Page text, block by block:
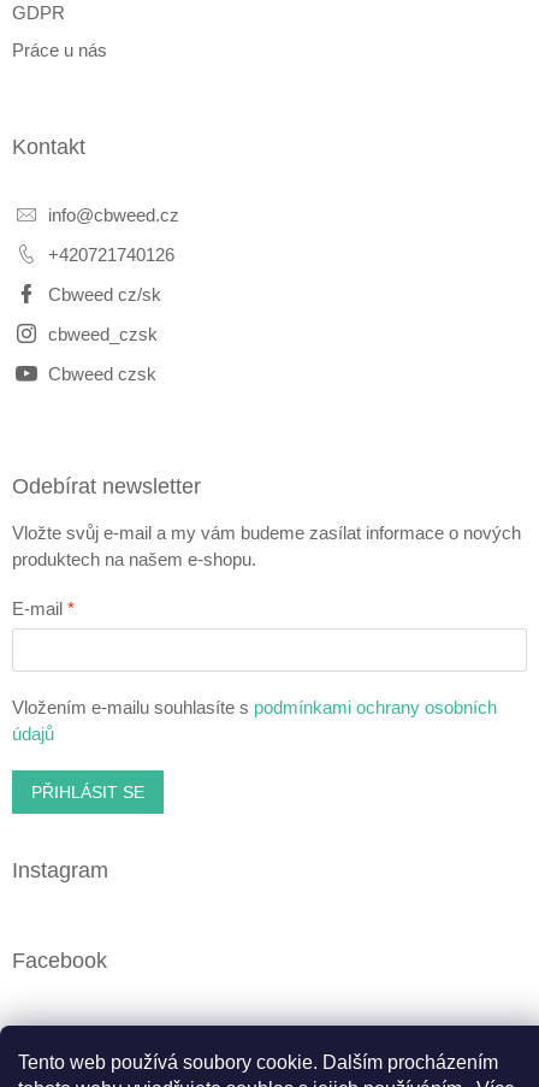
Tento web používá soubory cookie. Dalším procházením
GDPR
Práce u nás
Kontakt
info@cbweed.cz
+420721740126
Cbweed cz/sk
cbweed_czsk
Cbweed czsk
Odebírat newsletter
Vložte svůj e-mail a my vám budeme zasílat informace o nových
produktech na našem e-shopu.
E-mail
Vložením e-mailu souhlasíte s podmínkami ochrany osobních
údajů
PŘIHLÁSIT SE
Instagram
Facebook
Vytvořil Shoptet